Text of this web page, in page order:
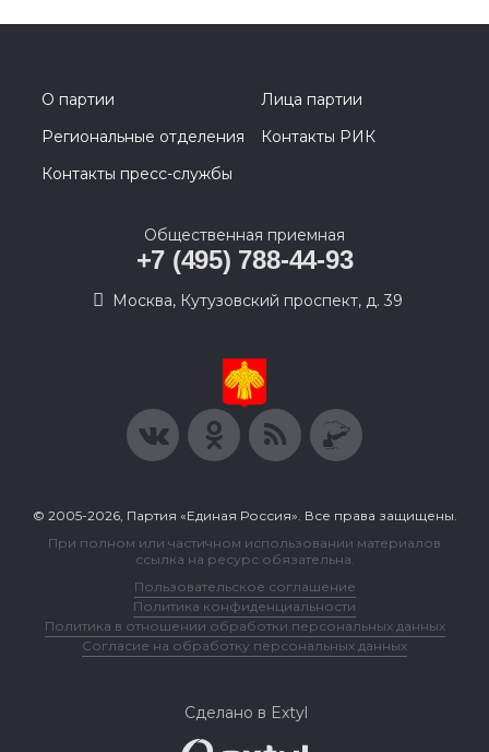
О партии
Лица партии
Региональные отделения
Контакты РИК
Контакты пресс-службы
Общественная приемная
+7 (495) 788-44-93
Москва, Кутузовский проспект, д. 39
© 2005-2026, Партия «Единая Россия». Все права защищены.
При полном или частичном использовании материалов
ссылка на ресурс обязательна.
Пользовательское соглашение
Политика конфиденциальности
Политика в отношении обработки персональных данных
Согласие на обработку персональных данных
Сделано в Extyl